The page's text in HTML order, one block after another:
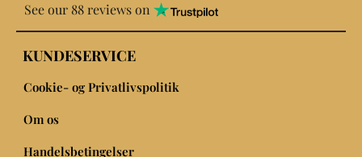
See our 88 reviews on
KUNDESERVICE
Cookie- og Privatlivspolitik
Om os
Handelsbetingelser